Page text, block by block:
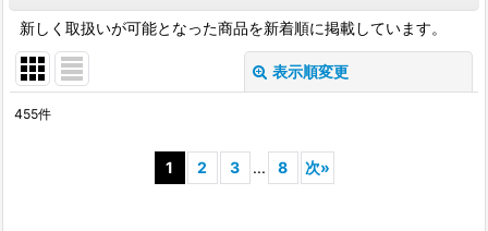
新しく取扱いが可能となった商品を新着順に掲載しています。
表示順変更
455件
1 2 3 ... 8 次»